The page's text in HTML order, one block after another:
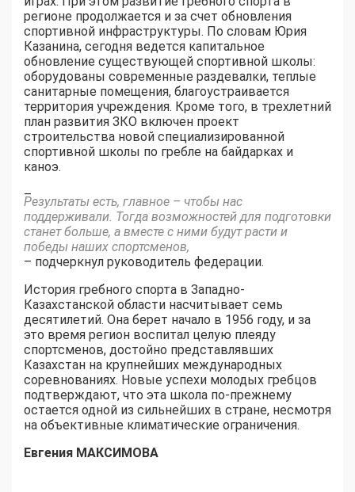
регионе продолжается и за счет обновления
спортивной инфраструктуры. По словам Юрия
Казанина, сегодня ведется капитальное
обновление существующей спортивной школы:
оборудованы современные раздевалки, теплые
санитарные помещения, благоустраивается
территория учреждения. Кроме того, в трехлетний
план развития ЗКО включен проект
строительства новой специализированной
спортивной школы по гребле на байдарках и
каноэ.
–
Результаты есть, главное – чтобы нас
поддерживали. Тогда возможностей для подготовки
станет больше, а вместе с ними будут расти и
победы наших спортсменов,
– подчеркнул руководитель федерации.
История гребного спорта в Западно-
Казахстанской области насчитывает семь
десятилетий. Она берет начало в 1956 году, и за
это время регион воспитал целую плеяду
спортсменов, достойно представлявших
Казахстан на крупнейших международных
соревнованиях. Новые успехи молодых гребцов
подтверждают, что эта школа по-прежнему
остается одной из сильнейших в стране, несмотря
на объективные климатические ограничения.
Евгения МАКСИМОВА